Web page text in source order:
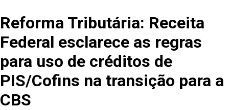
Reforma Tributária: Receita
Federal esclarece as regras
para uso de créditos de
PIS/Cofins na transição para a
CBS